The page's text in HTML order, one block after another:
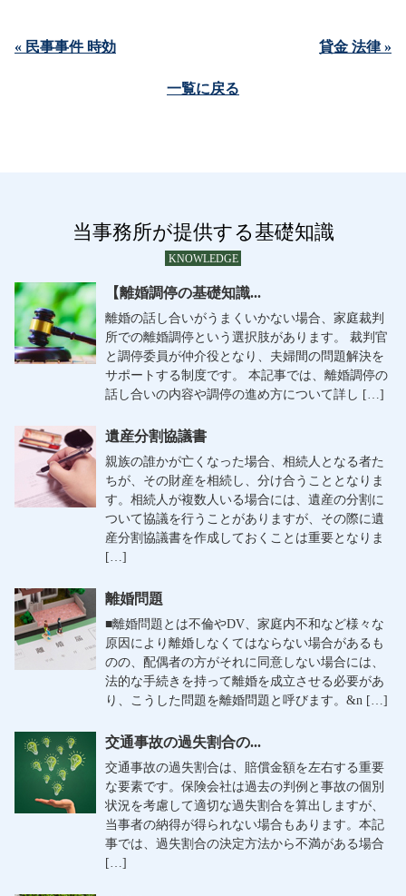
« 民事事件 時効 貸金 法律 »
一覧に戻る
当事務所が提供する基礎知識
KNOWLEDGE
【離婚調停の基礎知識...
離婚の話し合いがうまくいかない場合、家庭裁判
所での離婚調停という選択肢があります。 裁判官
と調停委員が仲介役となり、夫婦間の問題解決を
サポートする制度です。 本記事では、離婚調停の
話し合いの内容や調停の進め方について詳し […]
遺産分割協議書
親族の誰かが亡くなった場合、相続人となる者た
ちが、その財産を相続し、分け合うこととなりま
す。相続人が複数人いる場合には、遺産の分割に
ついて協議を行うことがありますが、その際に遺
産分割協議書を作成しておくことは重要となりま
[…]
離婚問題
■離婚問題とは不倫やDV、家庭内不和など様々な
原因により離婚しなくてはならない場合があるも
のの、配偶者の方がそれに同意しない場合には、
法的な手続きを持って離婚を成立させる必要があ
り、こうした問題を離婚問題と呼びます。&n […]
交通事故の過失割合の...
交通事故の過失割合は、賠償金額を左右する重要
な要素です。保険会社は過去の判例と事故の個別
状況を考慮して適切な過失割合を算出しますが、
当事者の納得が得られない場合もあります。本記
事では、過失割合の決定方法から不満がある場合
[…]